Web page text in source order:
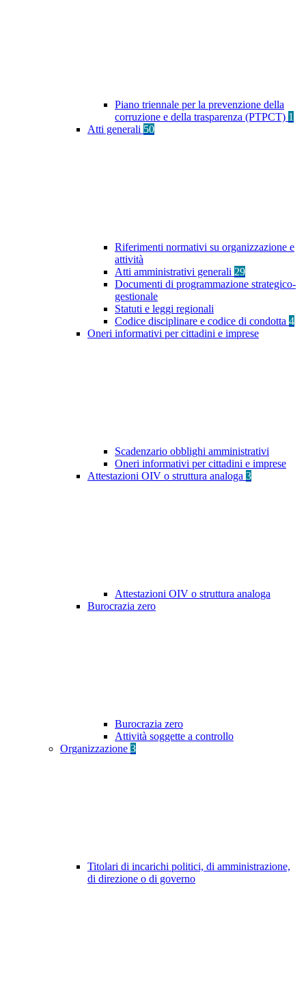
Piano triennale per la prevenzione della
corruzione e della trasparenza (PTPCT) 1
Atti generali 50
Riferimenti normativi su organizzazione e
attività
Atti amministrativi generali 29
Documenti di programmazione strategico-
gestionale
Statuti e leggi regionali
Codice disciplinare e codice di condotta 4
Oneri informativi per cittadini e imprese
Scadenzario obblighi amministrativi
Oneri informativi per cittadini e imprese
Attestazioni OIV o struttura analoga 3
Attestazioni OIV o struttura analoga
Burocrazia zero
Burocrazia zero
Attività soggette a controllo
Organizzazione 3
Titolari di incarichi politici, di amministrazione,
di direzione o di governo